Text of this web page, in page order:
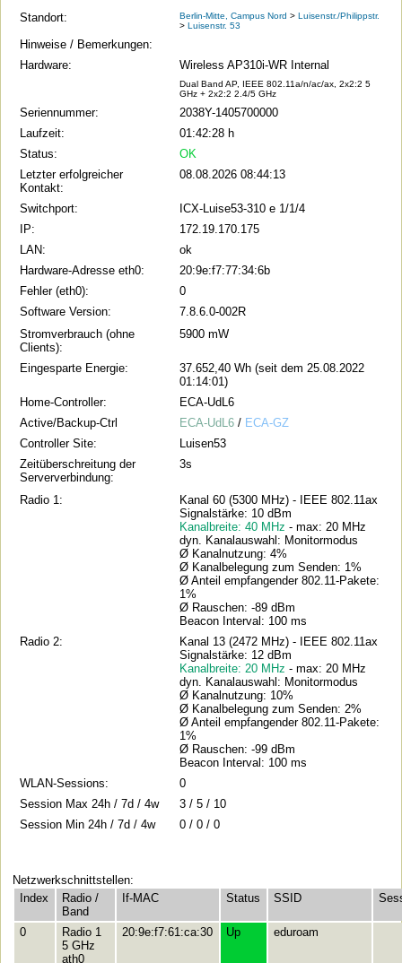
Berlin
Computer-
Standort: Berlin-Mitte, Campus Nord >Luisenstr./Philippstr.
>Luisenstr. 53
Hinweise / Bemerkungen:
Hardware:
Wireless AP310i-WR Internal
Dual Band AP, IEEE 802.11a/n/ac/ax, 2x2:2 5
GHz + 2x2:2 2.4/5 GHz
Seriennummer:
2038Y-1405700000
Laufzeit:
01:42:28 h
Status:
OK
Letzter erfolgreicher
Kontakt:
08.08.2026 08:44:13
Switchport:
ICX-Luise53-310 e 1/1/4
IP:
172.19.170.175
LAN:
ok
Hardware-Adresse eth0:
20:9e:f7:77:34:6b
Fehler (eth0):
0
Software Version:
7.8.6.0-002R
Stromverbrauch (ohne
Clients):
5900 mW
Eingesparte Energie:
37.652,40 Wh (seit dem 25.08.2022
01:14:01)
Home-Controller:
ECA-UdL6
Active/Backup-Ctrl
ECA-UdL6 / ECA-GZ
Controller Site:
Luisen53
Zeitüberschreitung der
Serververbindung:
3s
Radio 1:
Kanal 60 (5300 MHz) - IEEE 802.11ax
Signalstärke: 10 dBm
Kanalbreite: 40 MHz- max: 20 MHz
dyn. Kanalauswahl: Monitormodus
Ø Kanalnutzung: 4%
Ø Kanalbelegung zum Senden: 1%
Ø Anteil empfangender 802.11-Pakete:
1%
Ø Rauschen: -89 dBm
Beacon Interval: 100 ms
Radio 2:
Kanal 13 (2472 MHz) - IEEE 802.11ax
Signalstärke: 12 dBm
Kanalbreite: 20 MHz- max: 20 MHz
dyn. Kanalauswahl: Monitormodus
Ø Kanalnutzung: 10%
Ø Kanalbelegung zum Senden: 2%
Ø Anteil empfangender 802.11-Pakete:
1%
Ø Rauschen: -99 dBm
Beacon Interval: 100 ms
WLAN-Sessions:
0
Session Max 24h / 7d / 4w
3 / 5 / 10
Session Min 24h / 7d / 4w
0 / 0 / 0
Netzwerkschnittstellen:
Index
Radio /
Band
If-MAC Status SSID
0
Radio 1
5 GHz
ath0
20:9e:f7:61:ca:30 Up eduroam